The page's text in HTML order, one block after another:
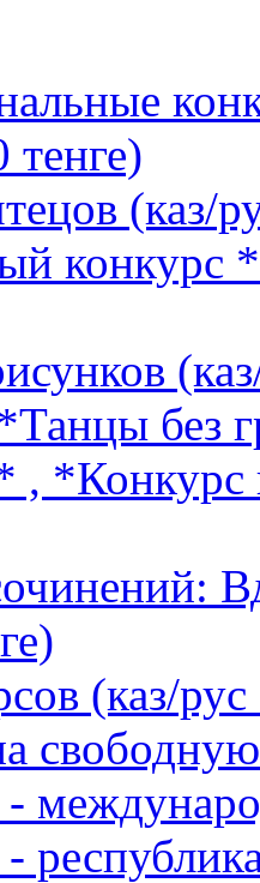
тенге)
(каз/
конкурс
без
, *Конкурс
(каз/рус